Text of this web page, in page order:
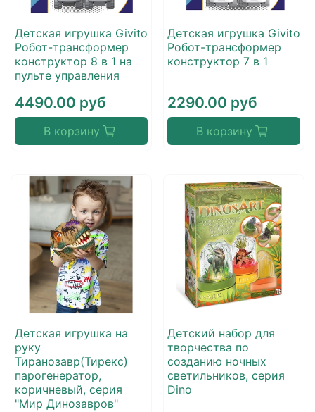
Детская игрушка Givito
Робот-трансформер
конструктор 8 в 1 на
пульте управления
4490.00 руб
В корзину
Детская игрушка Givito
Робот-трансформер
конструктор 7 в 1
2290.00 руб
В корзину
Детская игрушка на
руку
Тиранозавр(Тирекс)
парогенератор,
коричневый, серия
"Мир Динозавров"
Детский набор для
творчества по
созданию ночных
светильников, серия
Dino